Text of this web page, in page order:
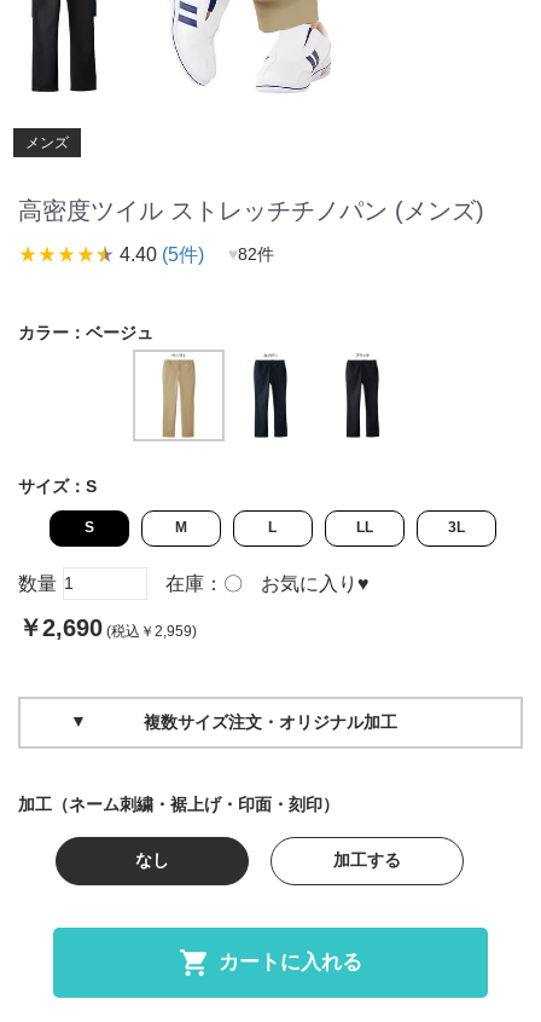
メンズ
高密度ツイル ストレッチチノパン (メンズ)
star_ratestar_ratestar_ratestar_ratestar_rate 4.40 (5件) ♥82件
カラー： ベージュ
サイズ： S
S M L LL 3L
数量 在庫： 〇 お気に入り ♥
￥2,690 (税込￥2,959)
複数サイズ注文・オリジナル加工
加工（ネーム刺繍・裾上げ・印面・刻印）
なし 加工する
カートに入れる